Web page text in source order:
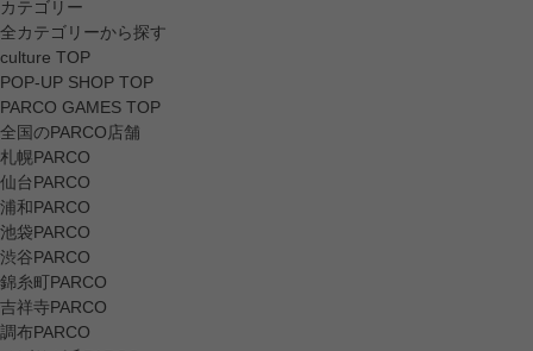
カテゴリー
全カテゴリーから探す
culture TOP
POP-UP SHOP TOP
PARCO GAMES TOP
全国のPARCO店舗
札幌PARCO
仙台PARCO
浦和PARCO
池袋PARCO
渋谷PARCO
錦糸町PARCO
吉祥寺PARCO
調布PARCO